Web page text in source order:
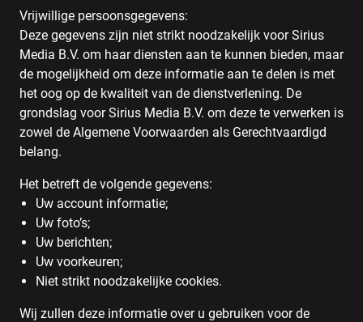
Vrijwillige persoonsgegevens:
Deze gegevens zijn niet strikt noodzakelijk voor Sirius
Media B.V. om haar diensten aan te kunnen bieden, maar
de mogelijkheid om deze informatie aan te delen is met
het oog op de kwaliteit van de dienstverlening. De
grondslag voor Sirius Media B.V. om deze te verwerken is
zowel de Algemene Voorwaarden als Gerechtvaardigd
belang.
Het betreft de volgende gegevens:
Uw account informatie;
Uw foto’s;
Uw berichten;
Uw voorkeuren;
Niet strikt noodzakelijke cookies.
Wij zullen deze informatie over u gebruiken voor de